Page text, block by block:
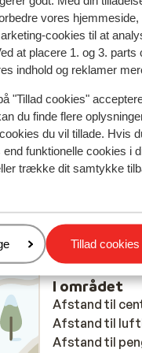
vores
cookies til at
at placere 1. og 3.
indhold og reklamer
"Tillad cookies"
du finde flere
du vil tillade. Hvis
funktionelle cookies i
trække dit samtykke
Tillad cookies
9.9
Properen
Properen
Oversæt til
Ghislain
I området
Afstand til
Afstand til
Afstand til